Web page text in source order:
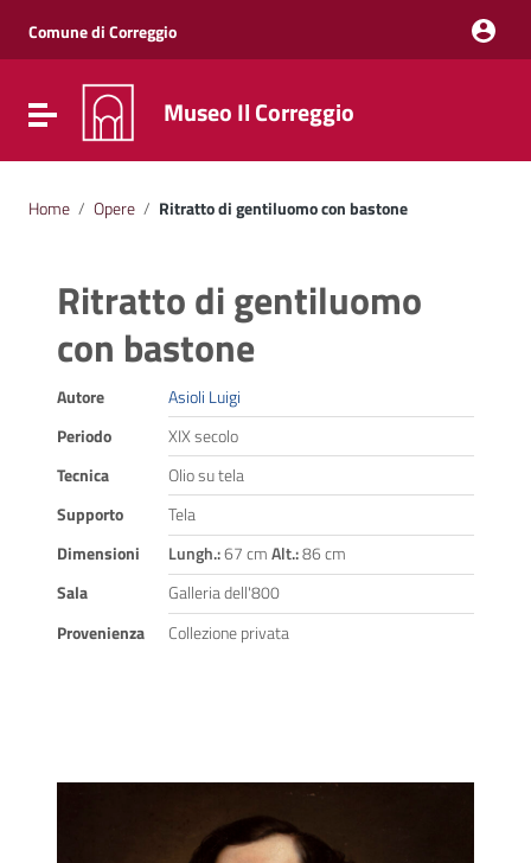
Vai al menu di navigazione
Vai al footer
Comune di Correggio
Attiva / disattiva la navigazione
Museo Il Correggio
Home / Opere / Ritratto di gentiluomo con bastone
Ritratto di gentiluomo
con bastone
Autore
Asioli Luigi
Periodo
XIX secolo
Tecnica
Olio su tela
Supporto
Tela
Dimensioni
Lungh.:67 cmAlt.:86 cm
Sala
Galleria dell'800
Provenienza
Collezione privata